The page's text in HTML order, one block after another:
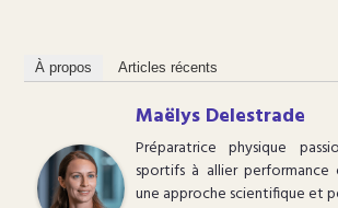
À propos Articles récents
Maëlys Delestrade
Préparatrice physique
sportifs à allier
une approche scientifique et